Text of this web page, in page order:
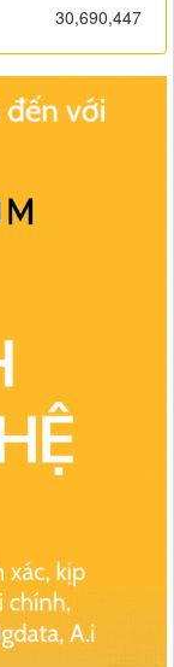
30,690,447